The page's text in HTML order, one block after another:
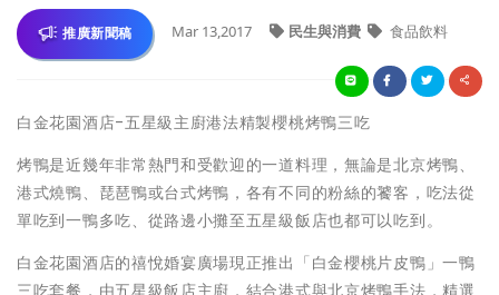
推廣新聞稿 Mar 13,2017 民生與消費 食品飲料
白金花園酒店-五星級主廚港法精製櫻桃烤鴨三吃
烤鴨是近幾年非常熱門和受歡迎的一道料理，無論是北京烤鴨、
港式燒鴨、琵琶鴨或台式烤鴨，各有不同的粉絲的饕客，吃法從
單吃到一鴨多吃、從路邊小攤至五星級飯店也都可以吃到。
白金花園酒店的禧悅婚宴廣場現正推出「白金櫻桃片皮鴨」一鴨